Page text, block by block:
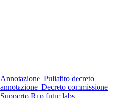
Annotazione_Puliafito decreto
annotazione_Decreto commissione
Supporto Rup futur labs